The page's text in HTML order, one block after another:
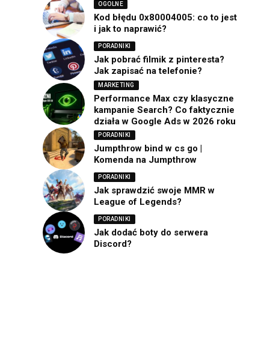
OGOLNE
Kod błędu 0x80004005: co to jest
i jak to naprawić?
PORADNIKI
Jak pobrać filmik z pinteresta?
Jak zapisać na telefonie?
MARKETING
Performance Max czy klasyczne
kampanie Search? Co faktycznie
działa w Google Ads w 2026 roku
PORADNIKI
Jumpthrow bind w cs go |
Komenda na Jumpthrow
PORADNIKI
Jak sprawdzić swoje MMR w
League of Legends?
PORADNIKI
Jak dodać boty do serwera
Discord?